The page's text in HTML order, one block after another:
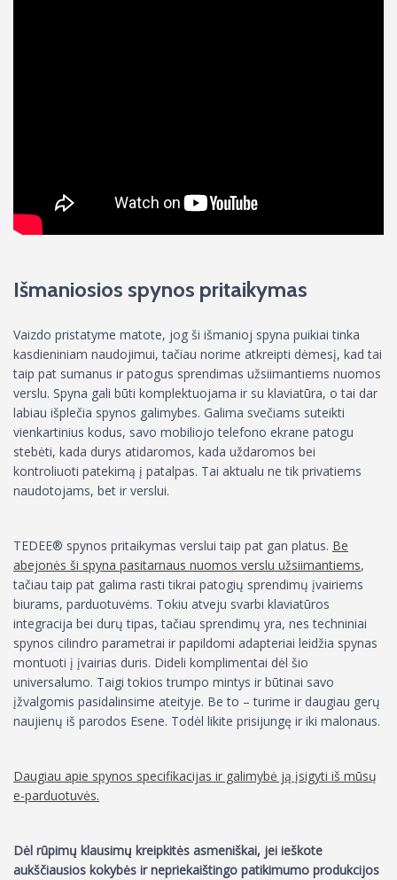
Išmaniosios spynos pritaikymas
Vaizdo pristatyme matote, jog ši išmanioj spyna puikiai tinka
kasdieniniam naudojimui, tačiau norime atkreipti dėmesį, kad tai
taip pat sumanus ir patogus sprendimas užsiimantiems nuomos
verslu. Spyna gali būti komplektuojama ir su klaviatūra, o tai dar
labiau išplečia spynos galimybes. Galima svečiams suteikti
vienkartinius kodus, savo mobiliojo telefono ekrane patogu
stebėti, kada durys atidaromos, kada uždaromos bei
kontroliuoti patekimą į patalpas. Tai aktualu ne tik privatiems
naudotojams, bet ir verslui.
TEDEE® spynos pritaikymas verslui taip pat gan platus. Be
abejonės ši spyna pasitarnaus nuomos verslu užsiimantiems,
tačiau taip pat galima rasti tikrai patogių sprendimų įvairiems
biurams, parduotuvėms. Tokiu atveju svarbi klaviatūros
integracija bei durų tipas, tačiau sprendimų yra, nes techniniai
spynos cilindro parametrai ir papildomi adapteriai leidžia spynas
montuoti į įvairias duris. Dideli komplimentai dėl šio
universalumo. Taigi tokios trumpo mintys ir būtinai savo
įžvalgomis pasidalinsime ateityje. Be to – turime ir daugiau gerų
naujienų iš parodos Esene. Todėl likite prisijungę ir iki malonaus.
Daugiau apie spynos specifikacijas ir galimybė ją įsigyti iš mūsų
e-parduotuvės.
Dėl rūpimų klausimų kreipkitės asmeniškai, jei ieškote
aukščiausios kokybės ir nepriekaištingo patikimumo produkcijos